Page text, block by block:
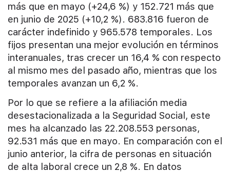
más que en mayo (+24,6 %) y 152.721 más que
en junio de 2025 (+10,2 %). 683.816 fueron de
carácter indefinido y 965.578 temporales. Los
fijos presentan una mejor evolución en términos
interanuales, tras crecer un 16,4 % con respecto
al mismo mes del pasado año, mientras que los
temporales avanzan un 6,2 %.
Por lo que se refiere a la afiliación media
desestacionalizada a la Seguridad Social, este
mes ha alcanzado las 22.208.553 personas,
92.531 más que en mayo. En comparación con el
junio anterior, la cifra de personas en situación
de alta laboral crece un 2,8 %. En datos